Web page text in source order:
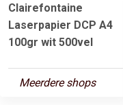
Clairefontaine
Laserpapier DCP A4
100gr wit 500vel
Meerdere shops